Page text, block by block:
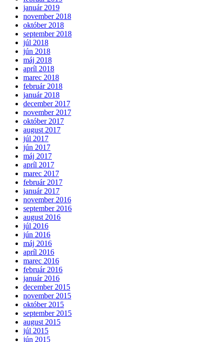
január 2019
november 2018
október 2018
september 2018
júl 2018
jún 2018
máj 2018
apríl 2018
marec 2018
február 2018
január 2018
december 2017
november 2017
október 2017
august 2017
júl 2017
jún 2017
máj 2017
apríl 2017
marec 2017
február 2017
január 2017
november 2016
september 2016
august 2016
júl 2016
jún 2016
máj 2016
apríl 2016
marec 2016
február 2016
január 2016
december 2015
november 2015
október 2015
september 2015
august 2015
júl 2015
jún 2015